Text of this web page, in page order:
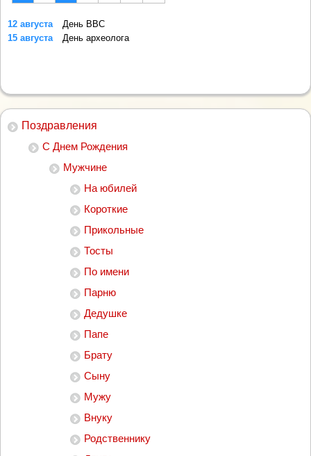
Поздравления
С Днем Рождения
Мужчине
На юбилей
Короткие
Прикольные
Тосты
По имени
Парню
Дедушке
Папе
Брату
Сыну
Мужу
Внуку
Родственнику
12 августа
День ВВС
15 августа
День археолога